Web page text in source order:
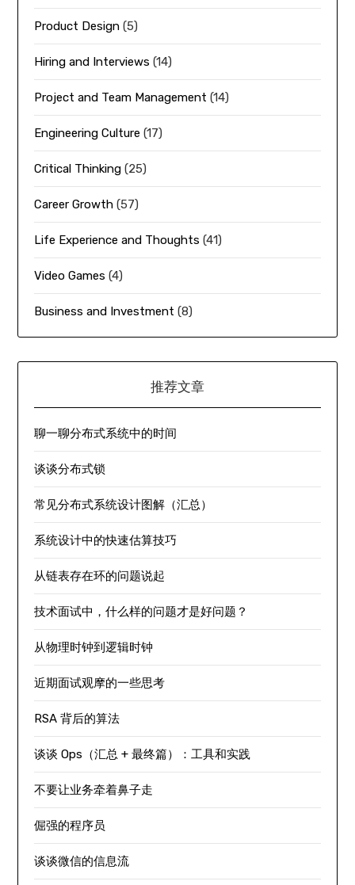
Product Design (5)
Hiring and Interviews (14)
Project and Team Management (14)
Engineering Culture (17)
Critical Thinking (25)
Career Growth (57)
Life Experience and Thoughts (41)
Video Games (4)
Business and Investment (8)
推荐文章
聊一聊分布式系统中的时间
谈谈分布式锁
常见分布式系统设计图解（汇总）
系统设计中的快速估算技巧
从链表存在环的问题说起
技术面试中，什么样的问题才是好问题？
从物理时钟到逻辑时钟
近期面试观摩的一些思考
RSA 背后的算法
谈谈 Ops（汇总 + 最终篇）：工具和实践
不要让业务牵着鼻子走
倔强的程序员
谈谈微信的信息流